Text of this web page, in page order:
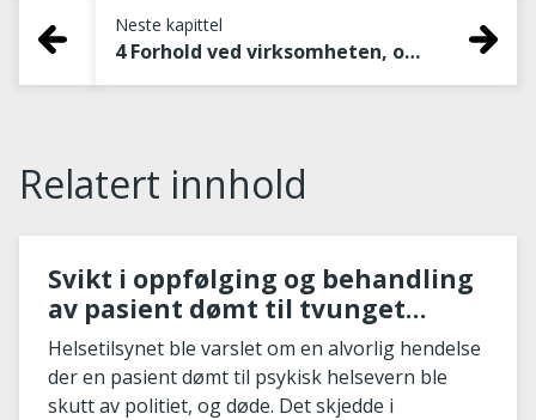
Neste kapittel
4 Forhold ved virksomheten, organisering, prosedyrer, rutiner og praksis
Relatert innhold
Svikt i oppfølging og behandling
av pasient dømt til tvunget
psykisk helsevern
Helsetilsynet ble varslet om en alvorlig hendelse
der en pasient dømt til psykisk helsevern ble
skutt av politiet, og døde. Det skjedde i